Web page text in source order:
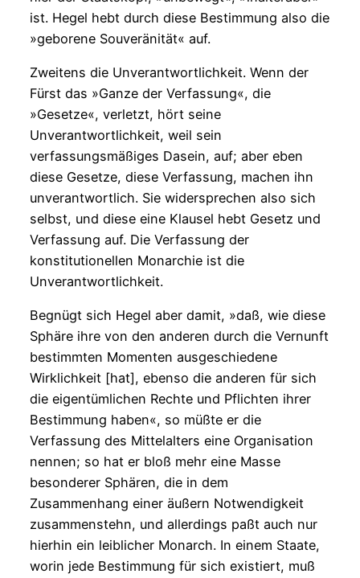
ist. Hegel hebt durch diese Bestimmung also die
»geborene Souveränität« auf.
Zweitens die Unverantwortlichkeit. Wenn der
Fürst das »Ganze der Verfassung«, die
»Gesetze«, verletzt, hört seine
Unverantwortlichkeit, weil sein
verfassungsmäßiges Dasein, auf; aber eben
diese Gesetze, diese Verfassung, machen ihn
unverantwortlich. Sie widersprechen also sich
selbst, und diese eine Klausel hebt Gesetz und
Verfassung auf. Die Verfassung der
konstitutionellen Monarchie ist die
Unverantwortlichkeit.
Begnügt sich Hegel aber damit, »daß, wie diese
Sphäre ihre von den anderen durch die Vernunft
bestimmten Momenten ausgeschiedene
Wirklichkeit [hat], ebenso die anderen für sich
die eigentümlichen Rechte und Pflichten ihrer
Bestimmung haben«, so müßte er die
Verfassung des Mittelalters eine Organisation
nennen; so hat er bloß mehr eine Masse
besonderer Sphären, die in dem
Zusammenhang einer äußern Notwendigkeit
zusammenstehn, und allerdings paßt auch nur
hierhin ein leiblicher Monarch. In einem Staate,
worin jede Bestimmung für sich existiert, muß